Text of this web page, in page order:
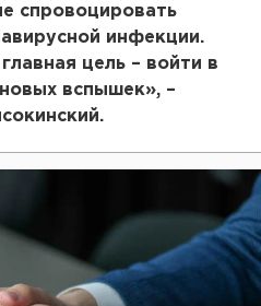
спровоцировать
инфекции.
цель – войти в
вспышек», –